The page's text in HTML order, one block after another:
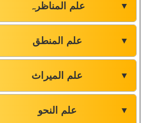
علم المناظرہ ▼
علم المنطق ▼
علم المیراث ▼
علم النحو ▼